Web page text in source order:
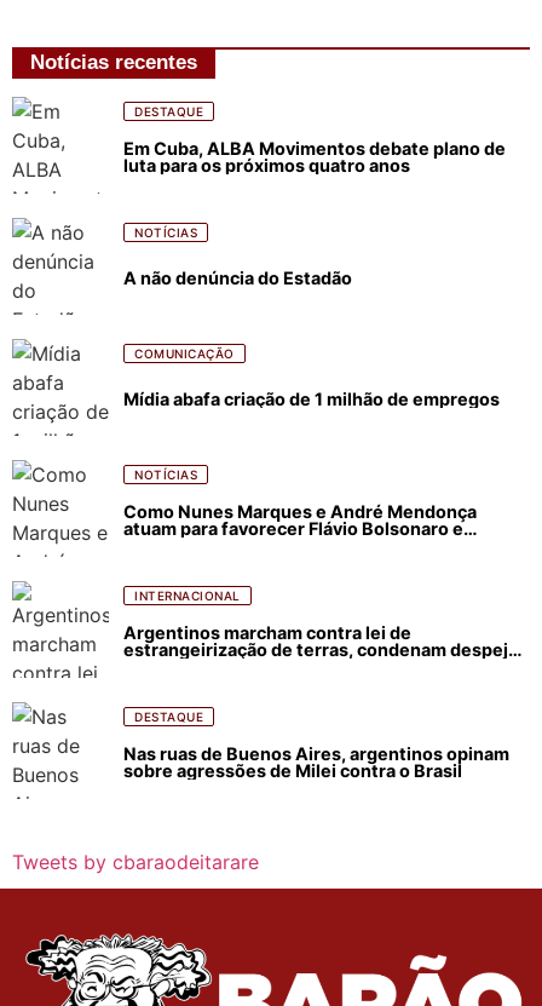
Notícias recentes
DESTAQUE
Em Cuba, ALBA Movimentos debate plano de
luta para os próximos quatro anos
NOTÍCIAS
A não denúncia do Estadão
COMUNICAÇÃO
Mídia abafa criação de 1 milhão de empregos
NOTÍCIAS
Como Nunes Marques e André Mendonça
atuam para favorecer Flávio Bolsonaro e
INTERNACIONAL
Argentinos marcham contra lei de
estrangeirização de terras, condenam despejos
DESTAQUE
Nas ruas de Buenos Aires, argentinos opinam
sobre agressões de Milei contra o Brasil
Tweets by cbaraodeitarare